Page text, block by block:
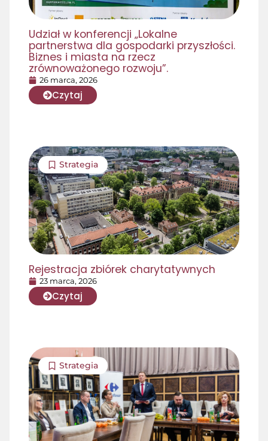
Udział w konferencji „Lokalne
partnerstwa dla gospodarki przyszłości.
Biznes i miasta na rzecz
zrównoważonego rozwoju”.
26 marca, 2026
Czytaj
Strategia
Rejestracja zbiórek charytatywnych
23 marca, 2026
Czytaj
Strategia